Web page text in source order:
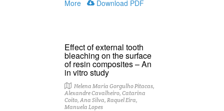
More
Download PDF
Effect of external tooth
bleaching on the surface
of resin composites – An
in vitro study
Helena Maria Gorgulho Pitacas,
Alexandre Cavalheiro, Catarina
Coito, Ana Silva, Raquel Eira,
Manuela Lopes